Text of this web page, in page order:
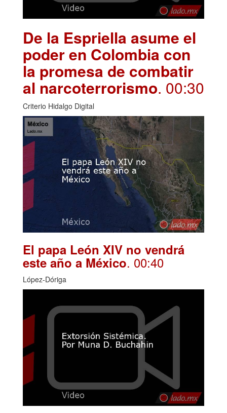
De la Espriella asume el
poder en Colombia con
la promesa de combatir
al narcoterrorismo. 00:30
Criterio Hidalgo Digital
El papa León XIV no vendrá
este año a México. 00:40
López-Dóriga